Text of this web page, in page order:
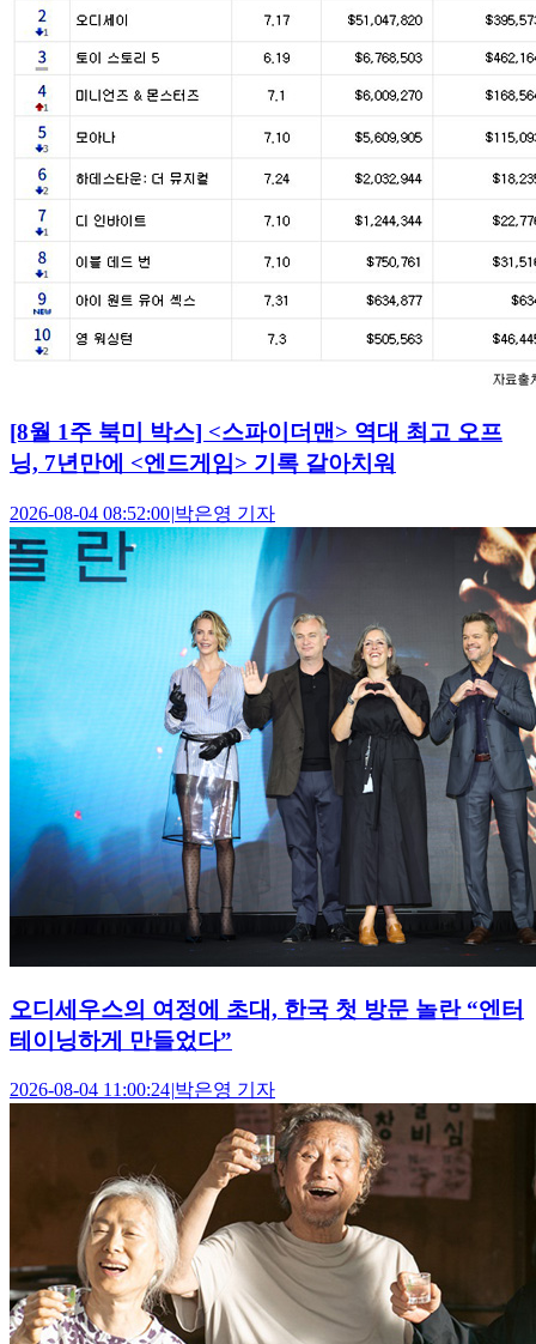
[8월 1주 북미 박스] <스파이더맨> 역대 최고 오프
닝, 7년만에 <엔드게임> 기록 갈아치워
2026-08-04 08:52:00|박은영 기자
오디세우스의 여정에 초대, 한국 첫 방문 놀란 “엔터
테이닝하게 만들었다”
2026-08-04 11:00:24|박은영 기자